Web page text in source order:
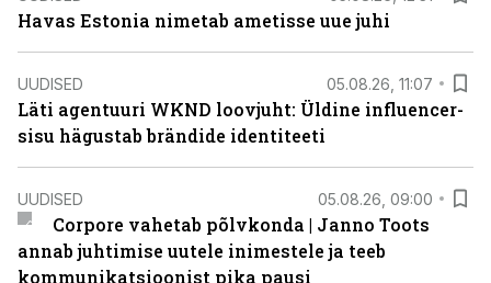
Havas Estonia nimetab ametisse uue juhi
UUDISED 05.08.26, 11:07
Läti agentuuri WKND loovjuht: Üldine influencer-
sisu hägustab brändide identiteeti
UUDISED 05.08.26, 09:00
Corpore vahetab põlvkonda | Janno Toots
annab juhtimise uutele inimestele ja teeb
kommunikatsioonist pika pausi